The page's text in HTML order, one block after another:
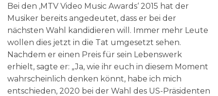
Bei den ‚MTV Video Music Awards‘ 2015 hat der
Musiker bereits angedeutet, dass er bei der
nächsten Wahl kandidieren will. Immer mehr Leute
wollen dies jetzt in die Tat umgesetzt sehen.
Nachdem er einen Preis für sein Lebenswerk
erhielt, sagte er: „Ja, wie ihr euch in diesem Moment
wahrscheinlich denken könnt, habe ich mich
entschieden, 2020 bei der Wahl des US-Präsidenten